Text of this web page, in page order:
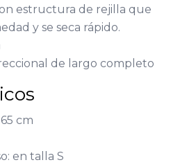
estructura de rejilla que
y se seca rápido.
de largo completo
cm
en talla S